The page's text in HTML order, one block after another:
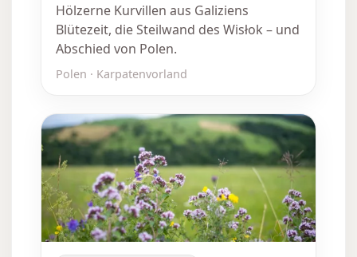
Hölzerne Kurvillen aus Galiziens
Blütezeit, die Steilwand des Wisłok – und
Abschied von Polen.
Polen · Karpatenvorland